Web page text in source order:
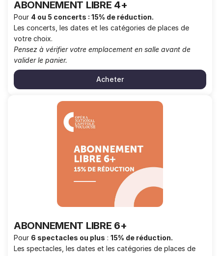
ABONNEMENT LIBRE 4+
Pour 4 ou 5 concerts : 15% de réduction.
Les concerts, les dates et les catégories de places de
votre choix.
Pensez à vérifier votre emplacement en salle avant de
valider le panier.
Acheter
ABONNEMENT
ABONNEMENT LIBRE 6+
Pour 6 spectacles ou plus : 15% de réduction.
Les spectacles, les dates et les catégories de places de